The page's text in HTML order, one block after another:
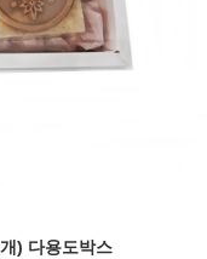
) 다용도박스